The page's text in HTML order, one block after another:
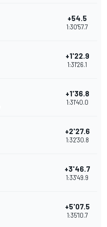
+54.5
1:30'57.7
+1'22.9
1:31'26.1
+1'36.8
1:31'40.0
+2'27.6
1:32'30.8
+3'46.7
1:33'49.9
+5'07.5
1:35'10.7